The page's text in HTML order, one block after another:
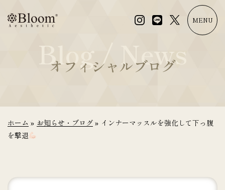
MENU
Blog / News
オフィシャルブログ
ホーム » お知らせ・ブログ » インナーマッスルを強化して下っ腹
を撃退